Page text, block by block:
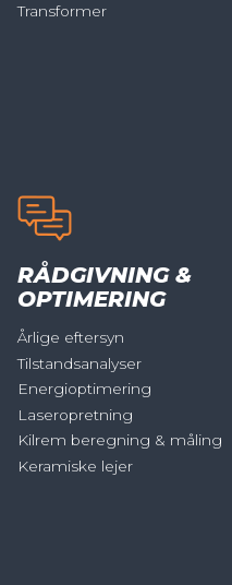
Transformer
RÅDGIVNING &
OPTIMERING
Årlige eftersyn
Tilstandsanalyser
Energioptimering
Laseropretning
Kilrem beregning & måling
Keramiske lejer